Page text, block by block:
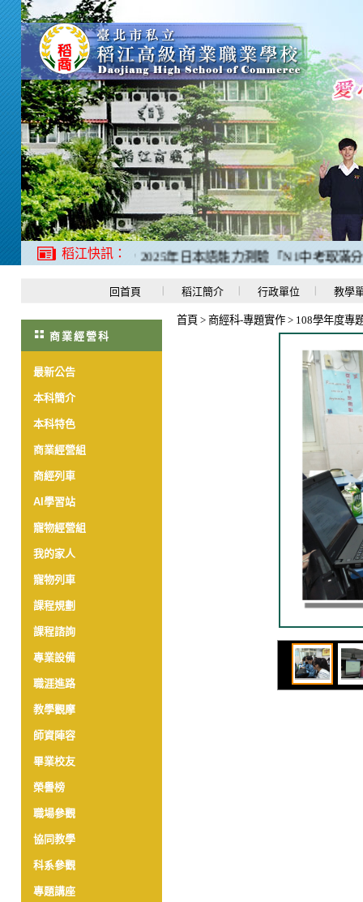
稻江快訊：
應日科羅O程同學，2025年日本語能力測驗「N1中考取滿分
回首頁 稻江簡介 行政單位 教學
商業經營科
最新公告
本科簡介
本科特色
商業經營組
商經列車
AI學習站
寵物經營組
我的家人
寵物列車
課程規劃
課程諮詢
專業設備
職涯進路
教學觀摩
師資陣容
畢業校友
榮譽榜
職場參觀
協同教學
科系參觀
專題講座
首頁 > 商經科-專題實作 > 108學年度專